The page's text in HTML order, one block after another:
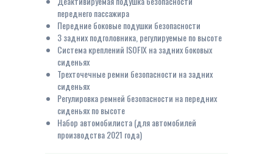
переднего пассажира
Передние боковые подушки безопасности
3 задних подголовника, регулируемые по высоте
Система креплений ISOFIX на задних боковых
сиденьях
Трехточечные ремни безопасности на задних
сиденьях
Регулировка ремней безопасности на передних
сиденьях по высоте
Набор автомобилиста (для автомобилей
производства 2021 года)